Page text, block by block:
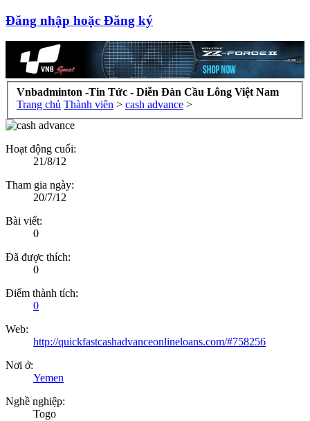
Đăng nhập hoặc Đăng ký
Vnbadminton -Tin Tức - Diễn Đàn Cầu Lông Việt Nam
Trang chủ Thành viên > cash advance >
Hoạt động cuối:
21/8/12
Tham gia ngày:
20/7/12
Bài viết:
0
Đã được thích:
0
Điểm thành tích:
0
Web:
http://quickfastcashadvanceonlineloans.com/#758256
Nơi ở:
Yemen
Nghề nghiệp:
Togo